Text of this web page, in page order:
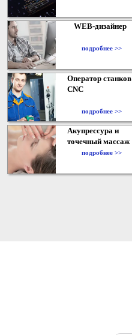
WEB-дизайнер
подробнее >>
Оператор станков
CNC
подробнее >>
Акупрессура и
точечный массаж
подробнее >>